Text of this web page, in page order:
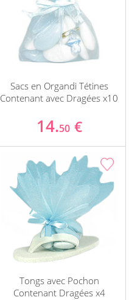
Sacs en Organdi Tétines
Contenant avec Dragées x10
14.50 €
Tongs avec Pochon
Contenant Dragées x4